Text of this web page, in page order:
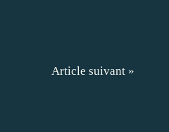
Article suivant »